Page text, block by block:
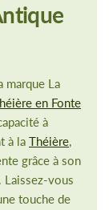
marque La
en Fonte
à
à la Théière,
grâce à son
vous
touche de